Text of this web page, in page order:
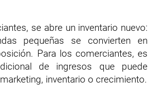
se abre un inventario nuevo:
pequeñas se convierten en
Para los comerciantes, es
de ingresos que puede
inventario o crecimiento.